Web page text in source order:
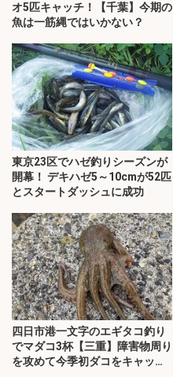
オ5匹キャッチ！【千葉】今期の
魚は一筋縄ではいかない？
東京23区でハゼ釣りシーズンが
開幕！ デキハゼ5～10cmが52匹
とスタートダッシュに成功
四日市港一文字のエギタコ釣り
でマダコ3杯【三重】障害物周り
を攻めて今季初ダコをキャッ